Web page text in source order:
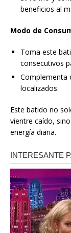
beneficios al
Modo de
Toma este
consecutivos
Complementa
localizados.
Este batido no
vientre caído,
energía diaria.